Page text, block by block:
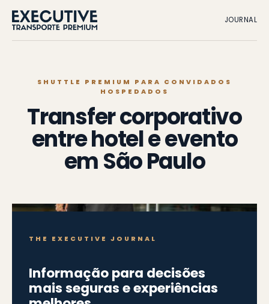
JOURNAL
SHUTTLE PREMIUM PARA CONVIDADOS
HOSPEDADOS
Transfer corporativo
entre hotel e evento
em São Paulo
THE EXECUTIVE JOURNAL
Informação para decisões
mais seguras e experiências